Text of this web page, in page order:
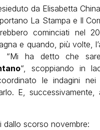
da Elisabetta
La Stampa e Il
cominciati nel
e quando, più volte,
“Mi ha detto che
“, scoppiando in
le indagini
E,
dallo scorso novembre: